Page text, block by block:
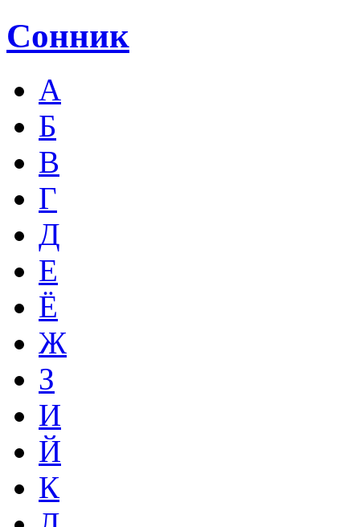
Сонник
А
Б
В
Г
Д
Е
Ё
Ж
З
И
Й
К